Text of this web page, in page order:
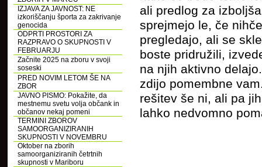
IZJAVA ZA JAVNOST: NE
izkoriščanju športa za zakrivanje
genocida
ODPRTI PROSTORI ZA
RAZPRAVO O SKUPNOSTI V
FEBRUARJU
Začnite 2025 na zboru v svoji
soseski
PRED NOVIM LETOM ŠE NA
ZBOR
JAVNO PISMO: Pokažite, da
mestnemu svetu volja občank in
občanov nekaj pomeni
TERMINI ZBOROV
SAMOORGANIZIRANIH
SKUPNOSTI V NOVEMBRU
Oktober na zborih
samoorganiziranih četrtnih
skupnosti v Mariboru
ali predlog za
sprejmejo le, če
pregledajo, ali se
boste pridružili,
na njih aktivno
zdijo pomembne
rešitev še ni, ali pa
lahko nedvomno